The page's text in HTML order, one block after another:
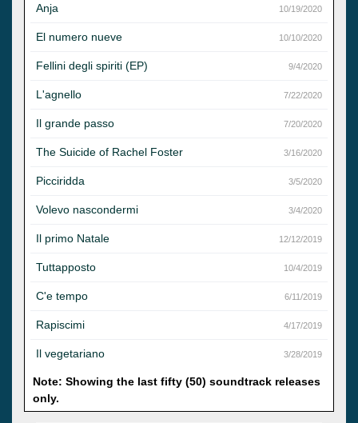
Anja 10/19/2020
El numero nueve 10/10/2020
Fellini degli spiriti (EP) 9/4/2020
L'agnello 7/22/2020
Il grande passo 7/20/2020
The Suicide of Rachel Foster 3/16/2020
Picciridda 3/5/2020
Volevo nascondermi 3/4/2020
Il primo Natale 12/12/2019
Tuttapposto 10/4/2019
C'e tempo 6/11/2019
Rapiscimi 4/17/2019
Il vegetariano 3/28/2019
Note: Showing the last fifty (50) soundtrack releases
only.